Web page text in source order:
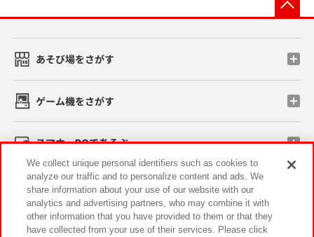
あそび場をさがす
ゲーム機をさがす
スマホ・PCであそぶ
イベント・キャンペーン
We collect unique personal identifiers such as cookies to
analyze our traffic and to personalize content and ads. We
share information about your use of our website with our
analytics and advertising partners, who may combine it with
other information that you have provided to them or that they
have collected from your use of their services. Please click